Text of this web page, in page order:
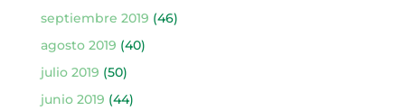
septiembre 2019 (46)
agosto 2019 (40)
julio 2019 (50)
junio 2019 (44)